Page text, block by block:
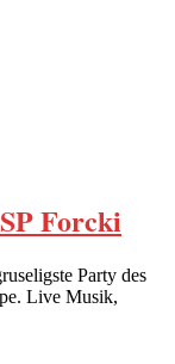
Forcki
Party des
Live Musik,